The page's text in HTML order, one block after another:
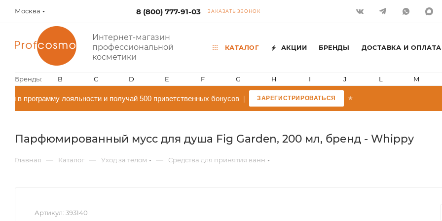
Москва 8 (800) 777-91-03 ЗАКАЗАТЬ ЗВОНОК
Интернет-магазин
профессиональной
косметики
КАТАЛОГ АКЦИИ БРЕНДЫ ДОСТАВКА И ОПЛАТА
Бренды: B C D E F G H I J L M
в программу лояльности и получай 500 приветственных бонусов| ЗАРЕГИСТРИРОВАТЬСЯ
Парфюмированный мусс для душа Fig Garden, 200 мл, бренд - Whippy
Главная — Каталог — Уход за телом — Средства для принятия ванн
Артикул: 393140